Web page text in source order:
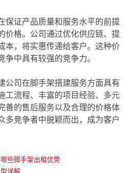
保证产品质量和服务水平的前提
价格。公司通过优化供应链、提
本，将实惠传递给客户。这种价
中具有较强的竞争力。
公司在脚手架搭建服务方面具有
工流程、丰富的项目经验、多元
善的售后服务以及合理的价格体
多竞争者中脱颖而出，成为客户
些脚手架出租优势
详解